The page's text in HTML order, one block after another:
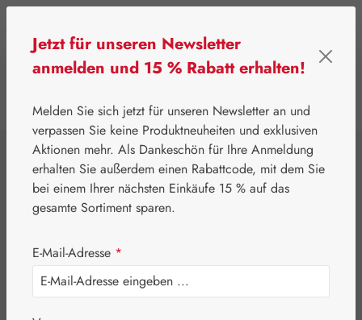
⌂ Gall Pharma Pflanzliche Produkte
Apfelessig +
Vitamin C GPH
Kapseln
Jetzt für unseren Newsletter
anmelden und 15 % Rabatt erhalten!
Melden Sie sich jetzt für unseren Newsletter an und
verpassen Sie keine Produktneuheiten und exklusiven
Aktionen mehr. Als Dankeschön für Ihre Anmeldung
erhalten Sie außerdem einen Rabattcode, mit dem Sie
bei einem Ihrer nächsten Einkäufe 15 % auf das
gesamte Sortiment sparen.
E-Mail-Adresse *